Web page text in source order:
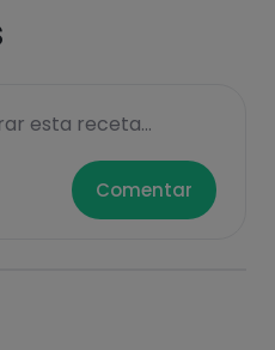
esta receta...
Comentar